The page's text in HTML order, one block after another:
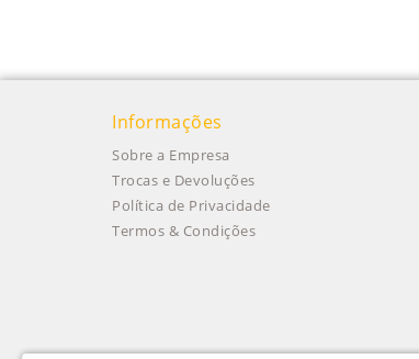
Informações
Sobre a Empresa
Trocas e Devoluções
Política de Privacidade
Termos & Condições